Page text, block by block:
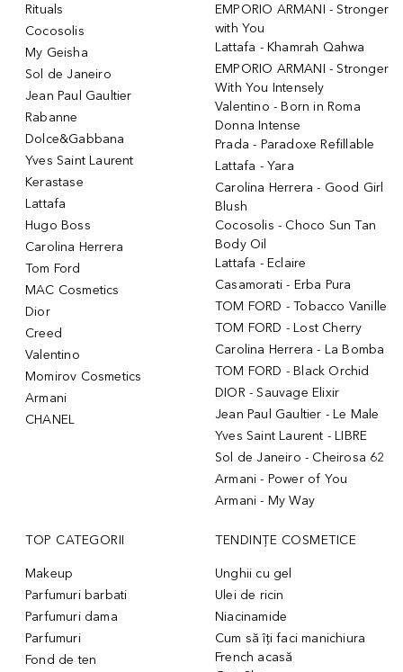
Rituals
Cocosolis
My Geisha
Sol de Janeiro
Jean Paul Gaultier
Rabanne
Dolce&Gabbana
Yves Saint Laurent
Kerastase
Lattafa
Hugo Boss
Carolina Herrera
Tom Ford
MAC Cosmetics
Dior
Creed
Valentino
Momirov Cosmetics
Armani
CHANEL
EMPORIO ARMANI - Stronger
with You
Lattafa - Khamrah Qahwa
EMPORIO ARMANI - Stronger
With You Intensely
Valentino - Born in Roma
Donna Intense
Prada - Paradoxe Refillable
Lattafa - Yara
Carolina Herrera - Good Girl
Blush
Cocosolis - Choco Sun Tan
Body Oil
Lattafa - Eclaire
Casamorati - Erba Pura
TOM FORD - Tobacco Vanille
TOM FORD - Lost Cherry
Carolina Herrera - La Bomba
TOM FORD - Black Orchid
DIOR - Sauvage Elixir
Jean Paul Gaultier - Le Male
Yves Saint Laurent - LIBRE
Sol de Janeiro - Cheirosa 62
Armani - Power of You
Armani - My Way
TOP CATEGORII
Makeup
Parfumuri barbati
Parfumuri dama
Parfumuri
Fond de ten
TENDINȚE COSMETICE
Unghii cu gel
Ulei de ricin
Niacinamide
Cum să îți faci manichiura
French acasă